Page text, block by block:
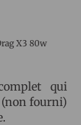
X3 80w
qui
(non fourni)